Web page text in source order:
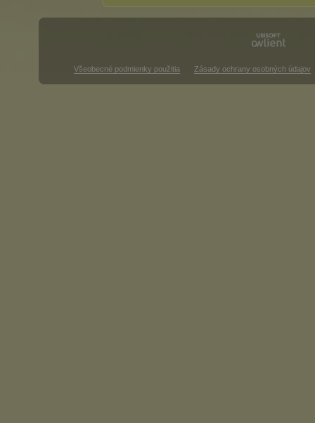
Všeobecné podmienky použitia Zásady ochrany osobných údajov